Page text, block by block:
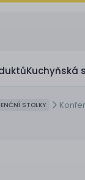
Kuchyňská
STOLKY